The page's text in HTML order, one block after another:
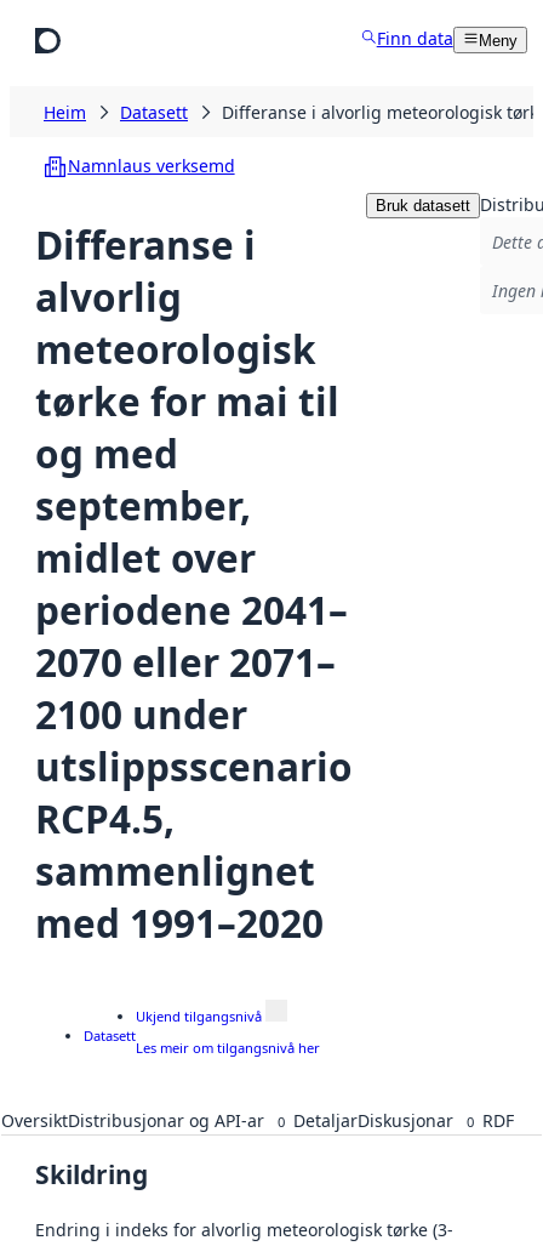
Finn data Meny
Heim Datasett Differanse i alvorlig meteorologisk
Namnlaus verksemd
Differanse i
alvorlig
meteorologisk
tørke for mai til
og med
september,
midlet over
periodene 2041–
2070 eller 2071–
2100 under
utslippsscenario
RCP4.5,
sammenlignet
med 1991–2020
Bruk datasett
Dette
Ingen
Datasett
Ukjend tilgangsnivå
Les meir om tilgangsnivå her
OversiktDistribusjonar og API-ar 0 DetaljarDiskusjonar 0 RDF
Skildring
Endring i indeks for alvorlig meteorologisk tørke (3-